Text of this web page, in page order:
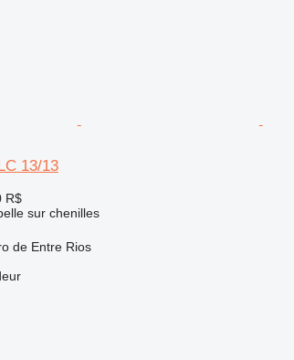
13/13
R$
sur chenilles
de Entre Rios